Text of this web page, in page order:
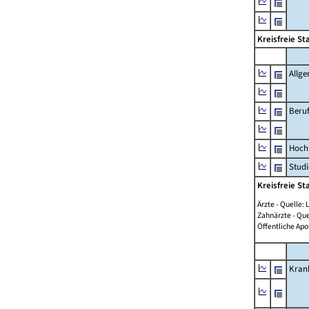
Kreisfreie
Kreisfreie
Ärzte - Quelle:
Zahnärzte -
Öffentliche